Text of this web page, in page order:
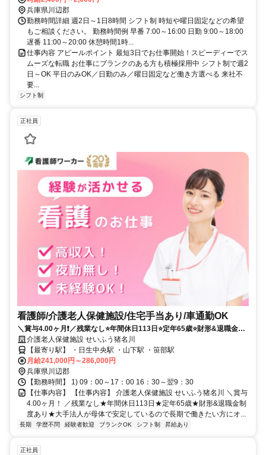
兵庫県川辺郡
勤務時間詳細 週2日～1日8時間 シフト制 時短や曜日固定などの希望
もご相談ください。 勤務時間例 早番 7:00～16:00 日勤 9:00～18:00
遅番 11:00～20:00 休憩時間1時...
仕事内容 アピールポイント 最短3日でお仕事開始！スピーディーでス
ムーズな転職 お仕事にブランクのある方も積極採用中 シフト制で週2
日～OK 平日のみOK／日勤のみ／曜日固定など働き方選べる 来社不
要...
シフト制
正社員
看護師/介護老人保健施設/住宅手当あり/車通勤OK
＼賞与4.00ヶ月❗️／残業なし⭐年間休日113日⭐定年65歳⭐財形&退職金制
度あり⭐大手法人が母体で安定しているので長期で働きたい方にオスス
メです❗️
介護老人保健施設 せいふう猪名川
【最寄り駅】 ・日生中央駅 ・山下駅 ・笹部駅
月給241,000円～286,000円
兵庫県川辺郡
【勤務時間】 1) 09：00～17：00 16：30～翌9：30
【仕事内容】 【仕事内容】 介護老人保健施設 せいふう猪名川 ＼賞与
4.00ヶ月！ ／残業なし★年間休日113日★定年65歳★財形&退職金制
度あり★大手法人が母体で安定しているので長期で働きたい方にオ...
長期 学歴不問 経験者歓迎 ブランクOK シフト制 昇給あり
正社員